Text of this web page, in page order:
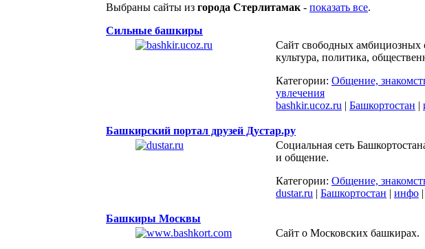
Выбраны сайты из города Стерлитамак - показать все.
Cильные башкиры
Сайт свободных
культура, политика,
Категории: Общение,
увлечения
bashkir.ucoz.ru | Башкортостан |
Башкирский портал друзей Дустар.ру
Социальная сеть
и общение.
Категории: Общение,
dustar.ru | Башкортостан | инфо |
Башкиры Москвы
Сайт о Московских башкирах.